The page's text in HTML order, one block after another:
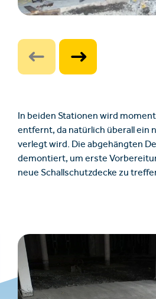
In beiden Stationen wird
entfernt, da natürlich überall ein
verlegt wird. Die abgehängten
demontiert, um erste
neue Schallschutzdecke zu